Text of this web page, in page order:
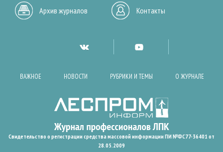
Архив журналов Контакты
ВАЖНОЕ НОВОСТИ РУБРИКИ И ТЕМЫ О ЖУРНАЛЕ
Свидетельство о регистрации средства массовой информации ПИ №ФС77-36401 от
28.05.2009